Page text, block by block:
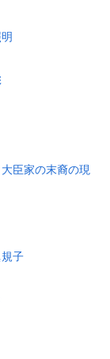
臣家の末裔の現
子